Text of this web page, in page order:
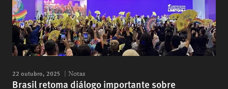
22 outubro, 2025 Notas
Brasil retoma diálogo importante sobre